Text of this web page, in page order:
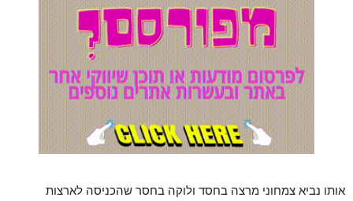
אותו נביא צמחוני מרצה בחסד ולוקה בחסר שהכניסה לארצות